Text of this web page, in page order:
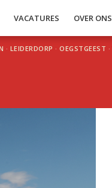
VACATURES OVER ONS
· LEIDERDORP · OEGSTGEEST ·